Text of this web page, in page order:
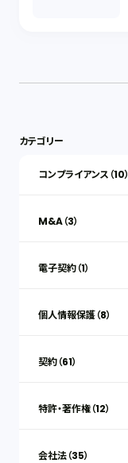
カテゴリー
コンプライアンス（10）
M&A（3）
電子契約（1）
個人情報保護（8）
契約（61）
特許・著作権（12）
会社法（35）